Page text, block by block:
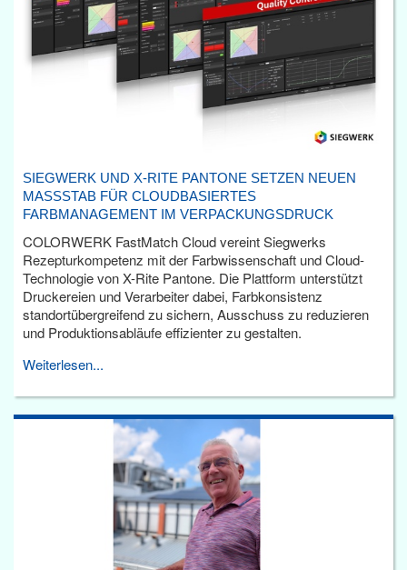
SIEGWERK UND X-RITE PANTONE SETZEN NEUEN
MASSSTAB FÜR CLOUDBASIERTES F
ARBMANAGEMENT IM VERPACKUNGSDRUCK
COLORWERK FastMatch Cloud vereint Siegwerks
Rezepturkompetenz mit der Farbwissenschaft und Cloud-
Technologie von X-Rite Pantone. Die Plattform unterstützt
Druckereien und Verarbeiter dabei, Farbkonsistenz
standortübergreifend zu sichern, Ausschuss zu reduzieren
und Produktionsabläufe effizienter zu gestalten.
Weiterlesen...